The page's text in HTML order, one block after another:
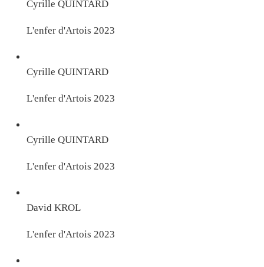
Cyrille QUINTARD
L'enfer d'Artois 2023
Cyrille QUINTARD
L'enfer d'Artois 2023
Cyrille QUINTARD
L'enfer d'Artois 2023
David KROL
L'enfer d'Artois 2023